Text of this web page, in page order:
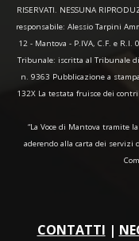
RISERVATI. NESSUNA
responsabile: Alessio Tarpini
12 - Mantova - P.IVA, C.F. e
Tribunale: iscritta al Tribunale
n. 9363 Pubblicazione a
132X La testata fruisce dei
“La Voce di Mantova tramite
aderendo alla carta dei servizi
CONTATTI |